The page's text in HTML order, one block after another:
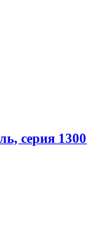
серия 1300